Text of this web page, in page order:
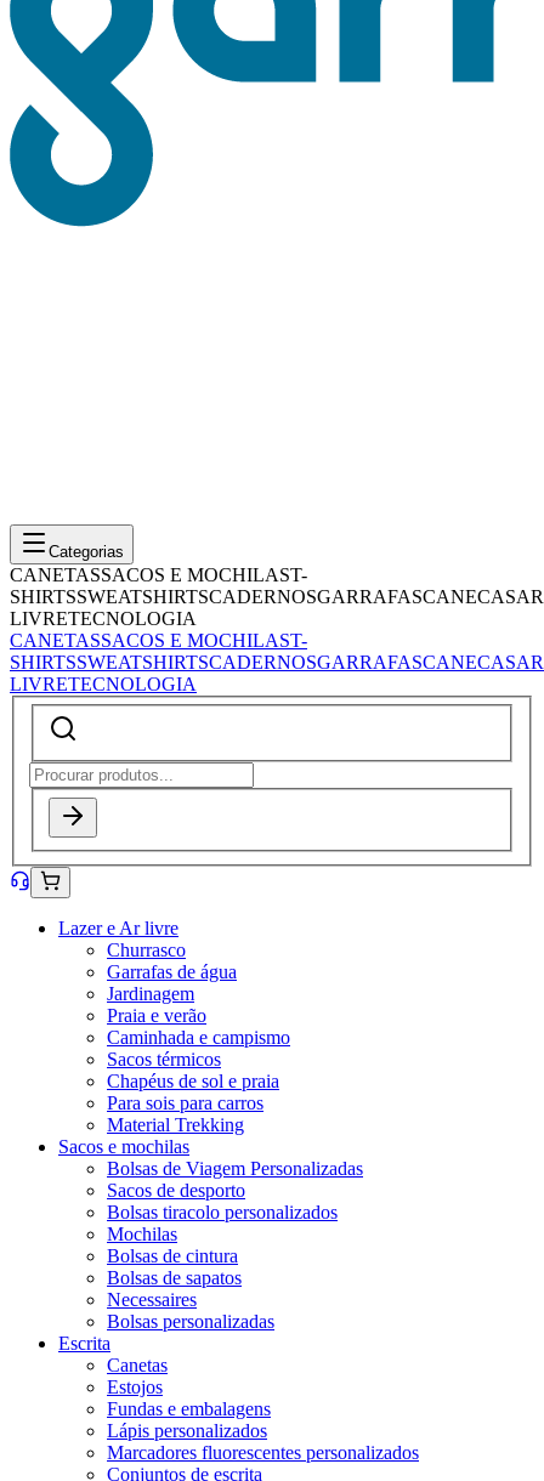
Categorias
CANETASSACOS E MOCHILAST-
SHIRTSSWEATSHIRTSCADERNOSGARRAFASCANECASAR
LIVRETECNOLOGIA
CANETASSACOS E MOCHILAST-
SHIRTSSWEATSHIRTSCADERNOSGARRAFASCANECASAR
LIVRETECNOLOGIA
Lazer e Ar livre
Churrasco
Garrafas de água
Jardinagem
Praia e verão
Caminhada e campismo
Sacos térmicos
Chapéus de sol e praia
Para sois para carros
Material Trekking
Sacos e mochilas
Bolsas de Viagem Personalizadas
Sacos de desporto
Bolsas tiracolo personalizados
Mochilas
Bolsas de cintura
Bolsas de sapatos
Necessaires
Bolsas personalizadas
Escrita
Canetas
Estojos
Fundas e embalagens
Lápis personalizados
Marcadores fluorescentes personalizados
Conjuntos de escrita